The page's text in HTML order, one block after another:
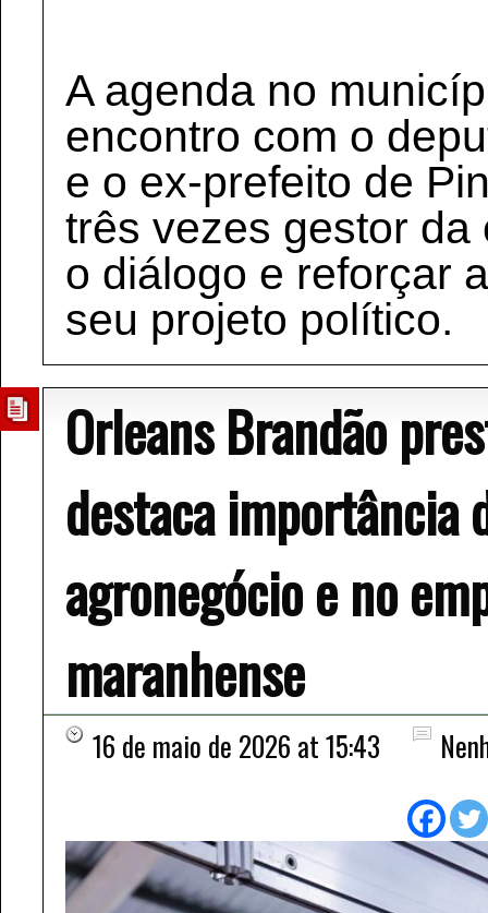
A agenda no
encontro com o
e o ex-prefeito de
três vezes gestor
o diálogo e reforçar
seu projeto político.
Orleans Brandão
destaca importância
agronegócio e no
maranhense
16 de maio de 2026 at 15:43